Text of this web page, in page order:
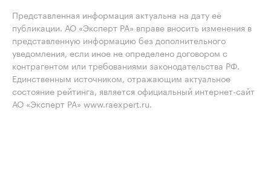
Представленная информация актуальна на дату её
публикации. АО «Эксперт РА» вправе вносить изменения в
представленную информацию без дополнительного
уведомления, если иное не определено договором с
контрагентом или требованиями законодательства РФ.
Единственным источником, отражающим актуальное
состояние рейтинга, является официальный интернет-сайт
АО «Эксперт РА» www.raexpert.ru.